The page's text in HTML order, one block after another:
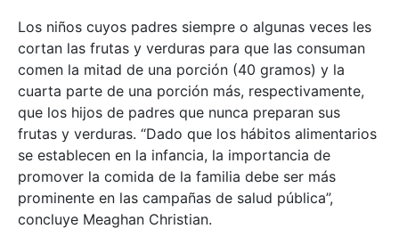
Los niños cuyos padres siempre o algunas veces les
cortan las frutas y verduras para que las consuman
comen la mitad de una porción (40 gramos) y la
cuarta parte de una porción más, respectivamente,
que los hijos de padres que nunca preparan sus
frutas y verduras. “Dado que los hábitos alimentarios
se establecen en la infancia, la importancia de
promover la comida de la familia debe ser más
prominente en las campañas de salud pública”,
concluye Meaghan Christian.